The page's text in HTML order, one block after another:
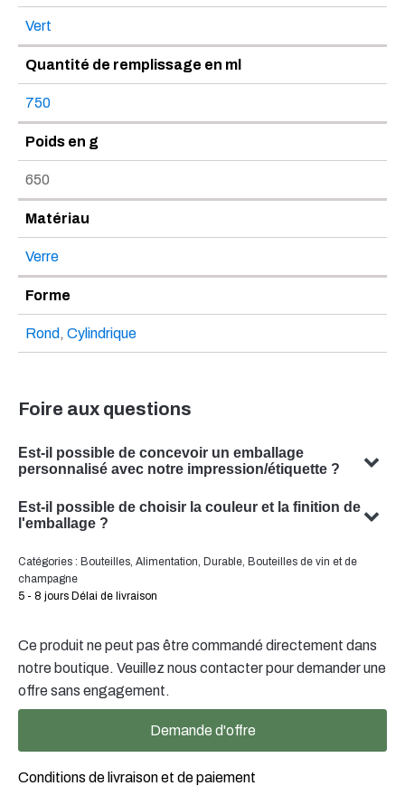
Vert
Quantité de remplissage en ml
750
Poids en g
650
Matériau
Verre
Forme
Rond , Cylindrique
Foire aux questions
Est-il possible de concevoir un emballage
personnalisé avec notre impression/étiquette ?
avec votre sujet. Notre équipe est spécialisée dans la
répondent à vos besoins spécifiques.
Est-il possible de choisir la couleur et la finition de
l'emballage ?
finition de votre emballage. Notre équipe se fera un
plaisir de vous conseiller pour trouver la couleur et la
Catégories : Bouteilles, Alimentation, Durable, Bouteilles de vin et de
champagne
5 - 8 jours Délai de livraison
Ce produit ne peut pas être commandé directement dans
notre boutique. Veuillez nous contacter pour demander une
offre sans engagement.
Demande d'offre
Conditions de livraison et de paiement